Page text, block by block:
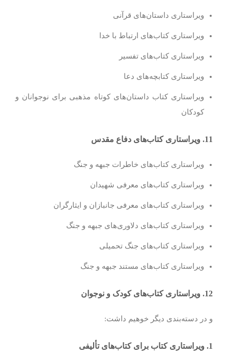
ویراستاری داستان‌های قرآنی
ویراستاری کتاب‌های ارتباط با خدا
ویراستاری کتاب‌های تفسیر
ویراستاری کتابچه‌های دعا
ویراستاری کتاب داستان‌های کوتاه مذهبی برای نوجوانان و
کودکان
11. ویراستاری کتاب‌های دفاع مقدس
ویراستاری کتاب‌های خاطرات جبهه و جنگ
ویراستاری کتاب‌های معرفی شهیدان
ویراستاری کتاب‌های معرفی جانبازان و ایثارگران
ویراستاری کتاب‌های دلاوری‌های جبهه و جنگ
ویراستاری کتاب‌های جنگ تحمیلی
ویراستاری کتاب‌های مستند جبهه و جنگ
12. ویراستاری کتاب‌های کودک و نوجوان
و در دسته‌بندی دیگر خوهیم داشت:
1. ویراستاری کتاب برای کتاب‌های تألیفی